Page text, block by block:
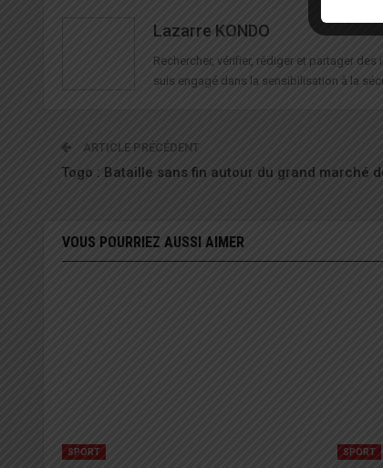
Lazarre KONDO
Rechercher, vérifier, rédiger et partager
suis engagé dans la sensibilisation à la
ARTICLE PRÉCÉDENT
Togo : Bataille sans fin autour du grand marché
VOUS POURRIEZ AUSSI AIMER
SPORT SPORT